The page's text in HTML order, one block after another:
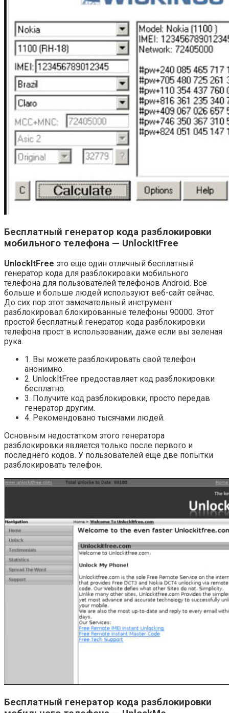
Бесплатный генератор кода разблокировки
мобильного телефона — UnlockItFree
UnlockItFree это еще один отличный бесплатный
генератор кода для разблокировки мобильного
телефона для пользователей телефонов Android. Все
больше и больше людей используют веб-сайт сейчас.
До сих пор этот замечательный инструмент
разблокировал блокированные телефоны 90000. Этот
простой бесплатный генератор кода разблокировки
телефона прост в использовании, даже если вы зеленая
рука.
1. Вы можете разблокировать свой телефон
анонимно.
2. UnlockItFree предоставляет код разблокировки
бесплатно.
3. Получите код разблокировки, просто передав
генератор другим.
4. Рекомендовано тысячами людей.
Основным недостатком этого генератора
разблокировки является только после первого и
последнего кодов. У пользователей еще две попытки
разблокировать телефон.
Бесплатный генератор кода разблокировки